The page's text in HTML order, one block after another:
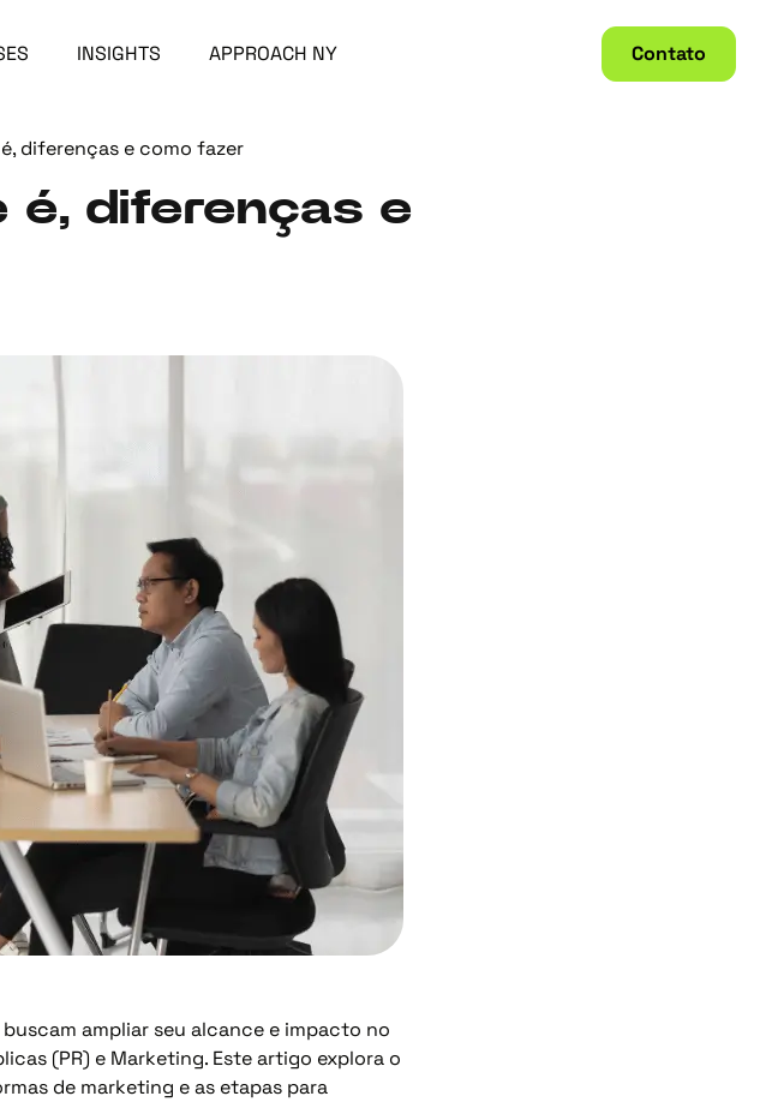
INSIGHTS APPROACH NY Contato
diferenças e como fazer
é, diferenças e
ampliar seu alcance e impacto no
(PR) e Marketing. Este artigo explora o
de marketing e as etapas para